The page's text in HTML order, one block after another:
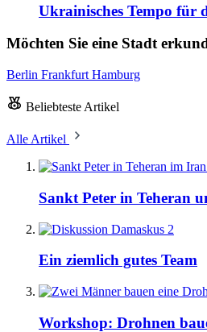
Ukrainisches Tempo für
Möchten Sie eine Stadt
Berlin Frankfurt Hamburg
Beliebteste Artikel
Alle Artikel
Sankt Peter in Teheran
2
Ein ziemlich gutes Team
Workshop: Drohnen